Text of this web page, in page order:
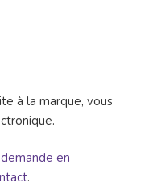
à la marque, vous
en
.